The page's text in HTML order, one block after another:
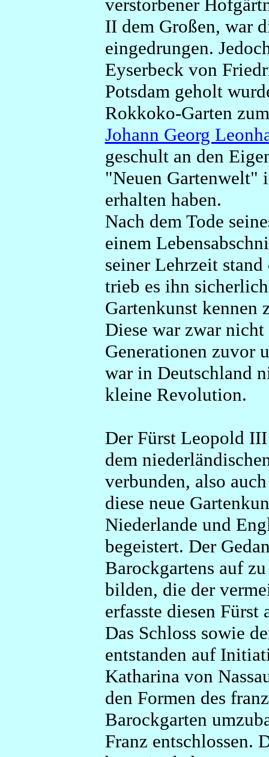
verstorbener
II dem Großen, war
eingedrungen.
Eyserbeck von
Potsdam geholt
Rokkoko-Garten
Johann Georg
geschult an den
"Neuen Gartenwelt"
erhalten haben.
Nach dem Tode
einem
seiner Lehrzeit
trieb es ihn
Gartenkunst kennen
Diese war zwar
Generationen zuvor
war in Deutschland
kleine Revolution.
Der Fürst Leopold
dem
verbunden, also
diese neue
Niederlande und
begeistert. Der
Barockgartens auf
bilden, die der
erfasste diesen Fürst
Das Schloss sowie
entstanden auf
Katharina von
den Formen des
Barockgarten
Franz entschlossen.